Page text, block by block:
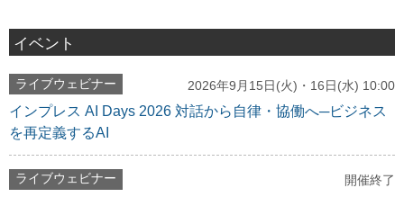
イベント
ライブウェビナー 2026年9月15日(火)・16日(水) 10:00
インプレス AI Days 2026 対話から自律・協働へ─ビジネス
を再定義するAI
ライブウェビナー 開催終了